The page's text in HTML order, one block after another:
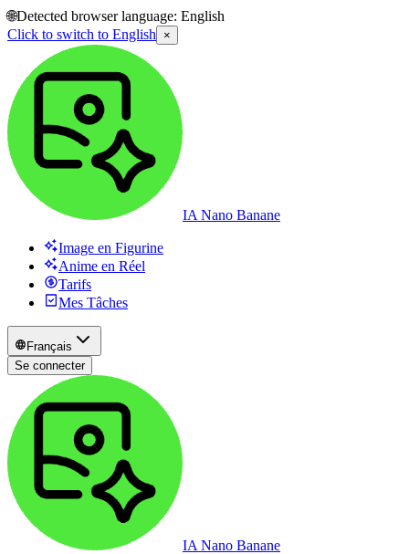
🌐Detected browser language: English
Click to switch to English ×
IA Nano Banane
Image en Figurine
Anime en Réel
Tarifs
Mes Tâches
Français
Se connecter
IA Nano Banane